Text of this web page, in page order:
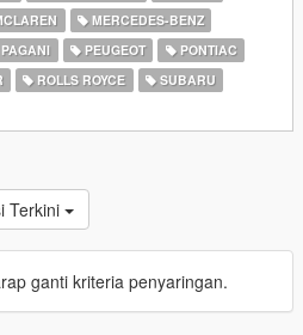
MERCEDES-BENZ
PEUGEOT
PONTIAC
ROLLS ROYCE
SUBARU
Terkini
ganti kriteria penyaringan.